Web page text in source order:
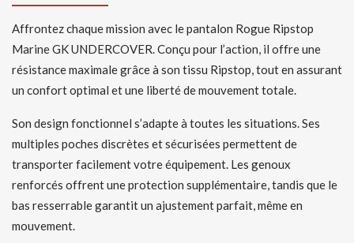
Affrontez chaque mission avec le pantalon Rogue Ripstop
Marine GK UNDERCOVER. Conçu pour l’action, il offre une
résistance maximale grâce à son tissu Ripstop, tout en assurant
un confort optimal et une liberté de mouvement totale.
Son design fonctionnel s’adapte à toutes les situations. Ses
multiples poches discrètes et sécurisées permettent de
transporter facilement votre équipement. Les genoux
renforcés offrent une protection supplémentaire, tandis que le
bas resserrable garantit un ajustement parfait, même en
mouvement.